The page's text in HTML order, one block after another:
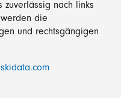
zuverlässig nach links
die
und rechtsgängigen